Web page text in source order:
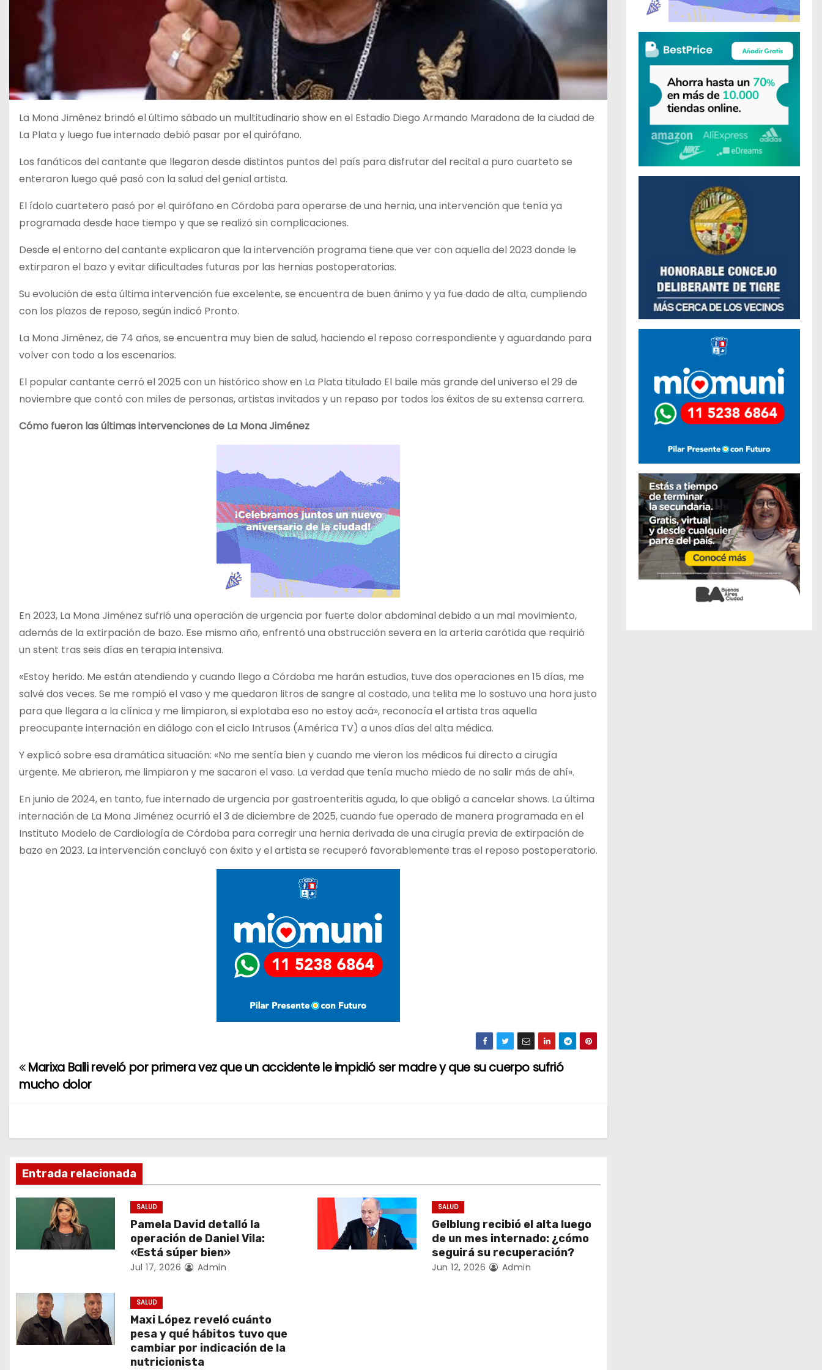
La Mona Jiménez brindó el último sábado un multitudinario show en el Estadio Diego Armando Maradona de la ciudad de
La Plata y luego fue internado debió pasar por el quirófano.
Los fanáticos del cantante que llegaron desde distintos puntos del país para disfrutar del recital a puro cuarteto se
enteraron luego qué pasó con la salud del genial artista.
El ídolo cuartetero pasó por el quirófano en Córdoba para operarse de una hernia, una intervención que tenía ya
programada desde hace tiempo y que se realizó sin complicaciones.
Desde el entorno del cantante explicaron que la intervención programa tiene que ver con aquella del 2023 donde le
extirparon el bazo y evitar dificultades futuras por las hernias postoperatorias.
Su evolución de esta última intervención fue excelente, se encuentra de buen ánimo y ya fue dado de alta, cumpliendo
con los plazos de reposo, según indicó Pronto.
La Mona Jiménez, de 74 años, se encuentra muy bien de salud, haciendo el reposo correspondiente y aguardando para
volver con todo a los escenarios.
El popular cantante cerró el 2025 con un histórico show en La Plata titulado El baile más grande del universo el 29 de
noviembre que contó con miles de personas, artistas invitados y un repaso por todos los éxitos de su extensa carrera.
Cómo fueron las últimas intervenciones de La Mona Jiménez
En 2023, La Mona Jiménez sufrió una operación de urgencia por fuerte dolor abdominal debido a un mal movimiento,
además de la extirpación de bazo. Ese mismo año, enfrentó una obstrucción severa en la arteria carótida que requirió
un stent tras seis días en terapia intensiva.
«Estoy herido. Me están atendiendo y cuando llego a Córdoba me harán estudios, tuve dos operaciones en 15 días, me
salvé dos veces. Se me rompió el vaso y me quedaron litros de sangre al costado, una telita me lo sostuvo una hora justo
para que llegara a la clínica y me limpiaron, si explotaba eso no estoy acá», reconocía el artista tras aquella
preocupante internación en diálogo con el ciclo Intrusos (América TV) a unos días del alta médica.
Y explicó sobre esa dramática situación: «No me sentía bien y cuando me vieron los médicos fui directo a cirugía
urgente. Me abrieron, me limpiaron y me sacaron el vaso. La verdad que tenía mucho miedo de no salir más de ahí».
En junio de 2024, en tanto, fue internado de urgencia por gastroenteritis aguda, lo que obligó a cancelar shows. La última
internación de La Mona Jiménez ocurrió el 3 de diciembre de 2025, cuando fue operado de manera programada en el
Instituto Modelo de Cardiología de Córdoba para corregir una hernia derivada de una cirugía previa de extirpación de
bazo en 2023. La intervención concluyó con éxito y el artista se recuperó favorablemente tras el reposo postoperatorio.
N
g
a
i
d
Marixa Balli reveló por primera vez que un accidente le impidió ser madre y que su cuerpo sufrió
mucho dolor
Entrada relacionada
SALUD
Pamela David detalló la
operación de Daniel Vila:
«Está súper bien»
Jul 17, 2026 Admin
SALUD
Gelblung recibió el alta luego
de un mes internado: ¿cómo
seguirá su recuperación?
Jun 12, 2026 Admin
SALUD
Maxi López reveló cuánto
pesa y qué hábitos tuvo que
cambiar por indicación de la
nutricionista